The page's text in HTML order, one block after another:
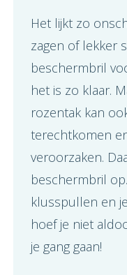
Het lijkt zo
zagen of lekker
beschermbril
het is zo klaar.
rozentak kan
terechtkomen
veroorzaken.
beschermbril
klusspullen en
hoef je niet
je gang gaan!